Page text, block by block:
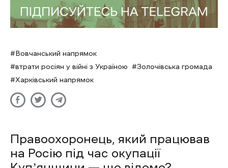
Вовчанський напрямок
втрати росіян у війні з Україною
Золочівська громада
Харківський напрямок
Правоохоронець, який працював
на Росію під час окупації